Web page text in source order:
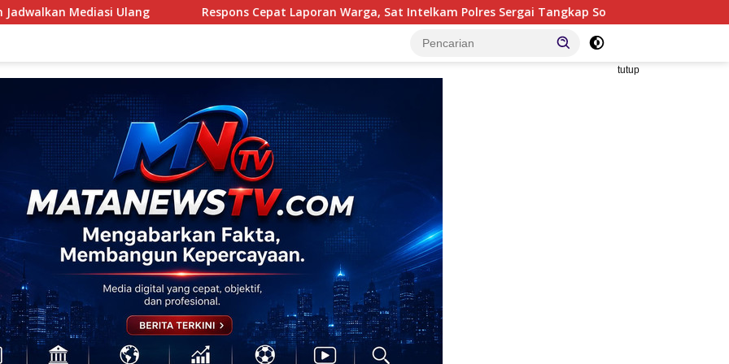
Respons Cepat Laporan Warga, Sat Intelkam Polres Sergai Tangkap Sopir Truk Tangki Diduga Penyalahguna Sabu
tutup